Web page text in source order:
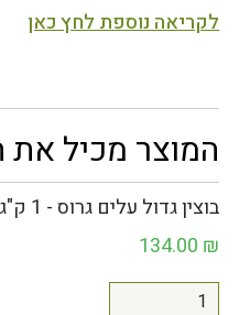
לקריאה נוספת לחץ כאן
המוצר מכיל את
בוצין גדול עלים גרוס - 1 ק"ג
134.00 ₪